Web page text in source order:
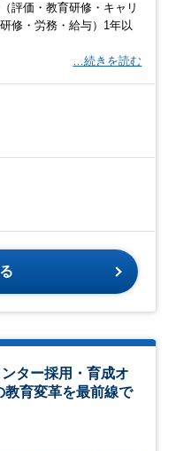
評価・教育研修・キャリ
修・労務・給与）1年以
…続きを読む
ター採用・育成オ
教育変革を最前線で